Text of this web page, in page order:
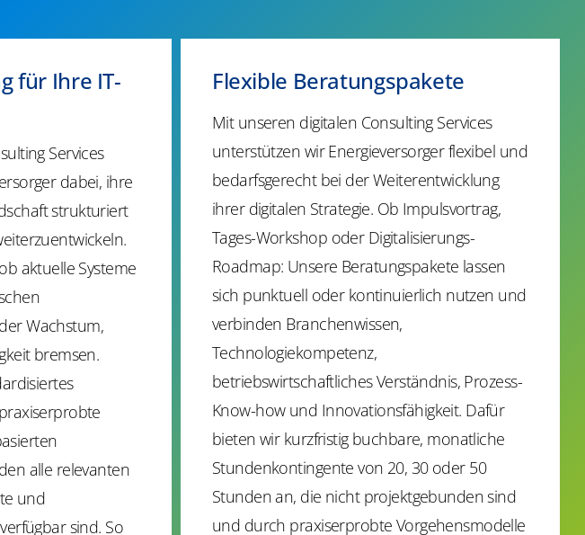
für Ihre IT-
Services
dabei, ihre
strukturiert
aktuelle Systeme
Wachstum,
bremsen.
alle relevanten
und
sind. So
Flexible Beratungspakete
Mit unseren digitalen Consulting Services
unterstützen wir Energieversorger flexibel und
bedarfsgerecht bei der Weiterentwicklung
ihrer digitalen Strategie. Ob Impulsvortrag,
Tages-Workshop oder Digitalisierungs-
Roadmap: Unsere Beratungspakete lassen
sich punktuell oder kontinuierlich nutzen und
verbinden Branchenwissen,
Technologiekompetenz,
betriebswirtschaftliches Verständnis, Prozess-
Know-how und Innovationsfähigkeit. Dafür
bieten wir kurzfristig buchbare, monatliche
Stundenkontingente von 20, 30 oder 50
Stunden an, die nicht projektgebunden sind
und durch praxiserprobte Vorgehensmodelle